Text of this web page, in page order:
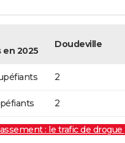
2025
Doudeville
2
2
: le trafic de drogue